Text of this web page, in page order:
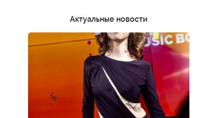
Актуальные новости